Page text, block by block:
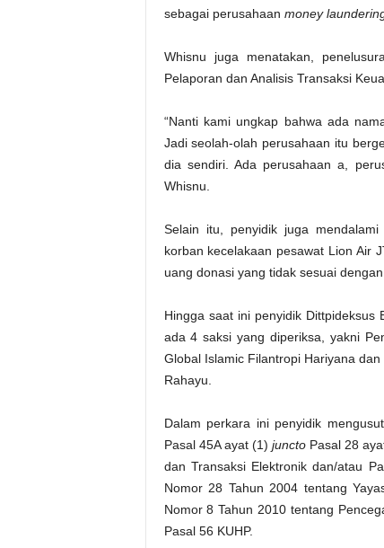
sebagai perusahaan money
Whisnu juga menatakan,
Pelaporan dan Analisis Transaksi
“Nanti kami ungkap bahwa ada
Jadi seolah-olah perusahaan itu
dia sendiri. Ada perusahaan a,
Whisnu.
Selain itu, penyidik juga
korban kecelakaan pesawat Lion Air
uang donasi yang tidak sesuai
Hingga saat ini penyidik Dittpideksus
ada 4 saksi yang diperiksa, yakni
Global Islamic Filantropi Hariyana
Rahayu.
Dalam perkara ini penyidik
Pasal 45A ayat (1)juncto Pasal 28
dan Transaksi Elektronik dan/atau
Nomor 28 Tahun 2004 tentang
Nomor 8 Tahun 2010 tentang
Pasal 56 KUHP.